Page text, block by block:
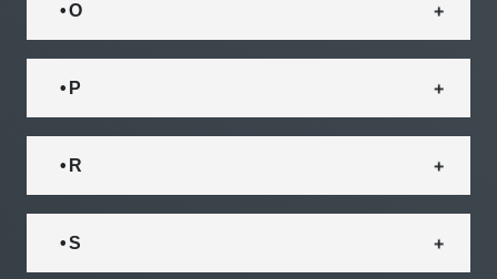
• O
• P
• R
• S